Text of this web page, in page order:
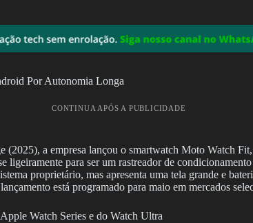
CONTINUA APÓS A PUBLICIDADE
(2025), a empresa lançou o smartwatch Moto Watch
ligeiramente para ser um rastreador de
proprietário, mas apresenta uma tela grande e
está programado para maio em mercados
Watch Series e do Watch Ultra